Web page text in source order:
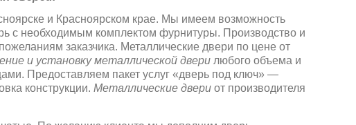
и Красноярском крае. Мы имеем возможность
с необходимым комплектом фурнитуры. Производство и
заказчика. Металлические двери по цене от
и установку металлической двери любого объема и
Предоставляем пакет услуг «дверь под ключ» —
конструкции. Металлические двери от производителя